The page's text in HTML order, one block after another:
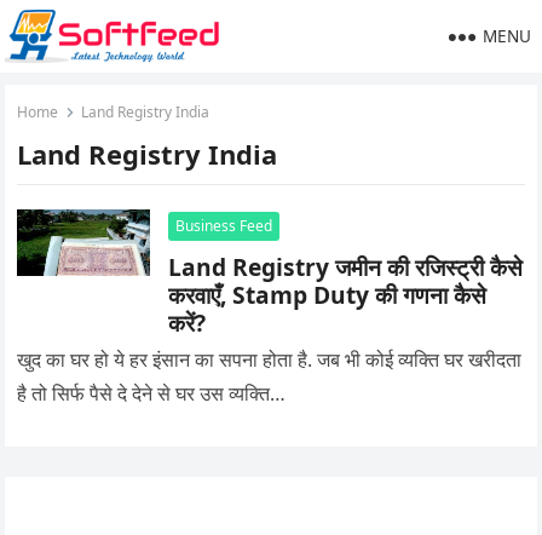
MENU
Home Land Registry India
Land Registry India
Business Feed
Land Registry जमीन की रजिस्ट्री कैसे
करवाएँ, Stamp Duty की गणना कैसे
करें?
खुद का घर हो ये हर इंसान का सपना होता है. जब भी कोई व्यक्ति घर खरीदता
है तो सिर्फ पैसे दे देने से घर उस व्यक्ति…